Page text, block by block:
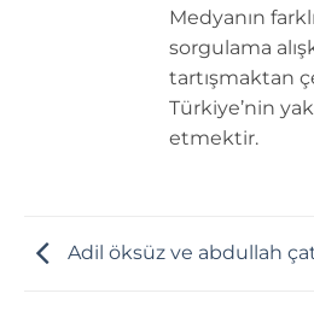
Medyanın
sorgulama
tartışmaktan
Türkiye’nin
etmektir.
Adil öksüz ve abdullah